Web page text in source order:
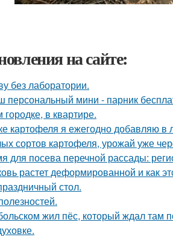
на сайте:
без лаборатории.
персональный мини - парник
в квартире.
картофеля я ежегодно добавляю в
сортов картофеля, урожай уже
для посева перечной рассады:
растет деформированной и как
стол.
жил пёс, который ждал там